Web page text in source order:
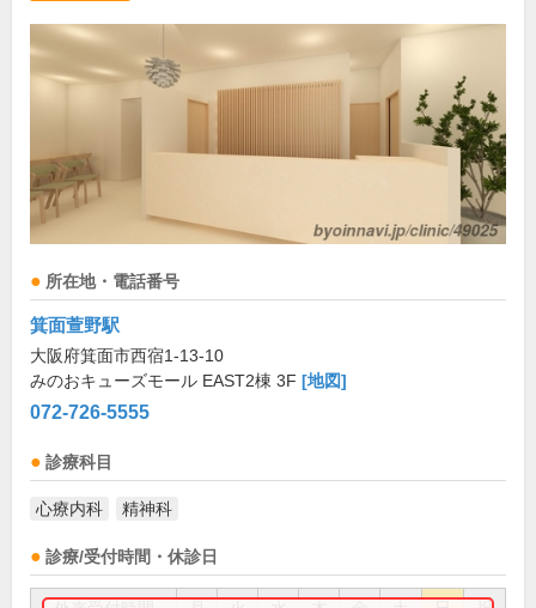
所在地・電話番号
箕面萱野駅
大阪府箕面市西宿1-13-10
みのおキューズモール EAST2棟 3F [地図]
072-726-5555
診療科目
心療内科 精神科
診療/受付時間・休診日